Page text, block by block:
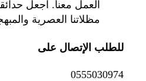
العمل معنا. اجعل
مظلاتنا العصرية
للطلب الإتصال على
0555030974